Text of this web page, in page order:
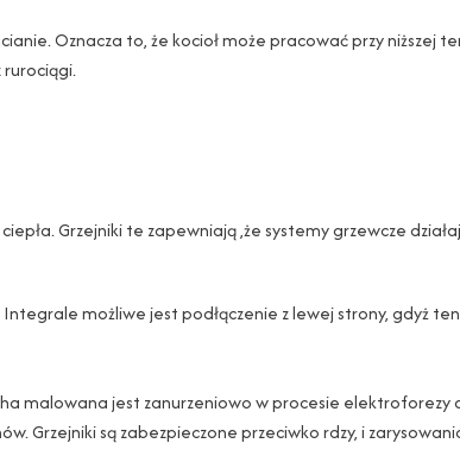
Oznacza to, że kocioł może pracować przy niższej
rurociągi.
Grzejniki te zapewniają ,że systemy grzewcze
Integrale możliwe jest podłączenie z lewej strony, gdyż
malowana jest zanurzeniowo w procesie
Grzejniki są zabezpieczone przeciwko rdzy, i